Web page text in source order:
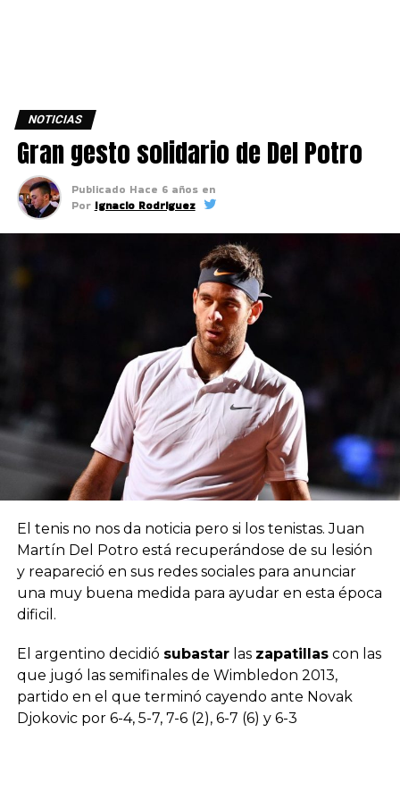
NOTICIAS
Gran gesto solidario de Del Potro
Publicado Hace 6 años en
Por Ignacio Rodriguez
El tenis no nos da noticia pero si los tenistas. Juan
Martín Del Potro está recuperándose de su lesión
y reapareció en sus redes sociales para anunciar
una muy buena medida para ayudar en esta época
dificil.
El argentino decidió subastarlas zapatillascon las
que jugó las semifinales de Wimbledon 2013,
partido en el que terminó cayendo ante Novak
Djokovic por 6-4, 5-7, 7-6 (2), 6-7 (6) y 6-3